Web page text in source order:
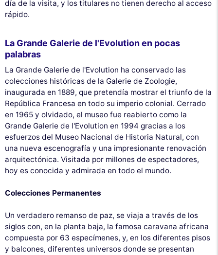
día de la visita, y los titulares no tienen derecho al acceso
rápido.
La Grande Galerie de l'Evolution en pocas
palabras
La Grande Galerie de l'Evolution ha conservado las
colecciones históricas de la Galerie de Zoologie,
inaugurada en 1889, que pretendía mostrar el triunfo de la
República Francesa en todo su imperio colonial. Cerrado
en 1965 y olvidado, el museo fue reabierto como la
Grande Galerie de l'Evolution en 1994 gracias a los
esfuerzos del Museo Nacional de Historia Natural, con
una nueva escenografía y una impresionante renovación
arquitectónica. Visitada por millones de espectadores,
hoy es conocida y admirada en todo el mundo.
Colecciones Permanentes
Un verdadero remanso de paz, se viaja a través de los
siglos con, en la planta baja, la famosa caravana africana
compuesta por 63 especímenes, y, en los diferentes pisos
y balcones, diferentes universos donde se presentan